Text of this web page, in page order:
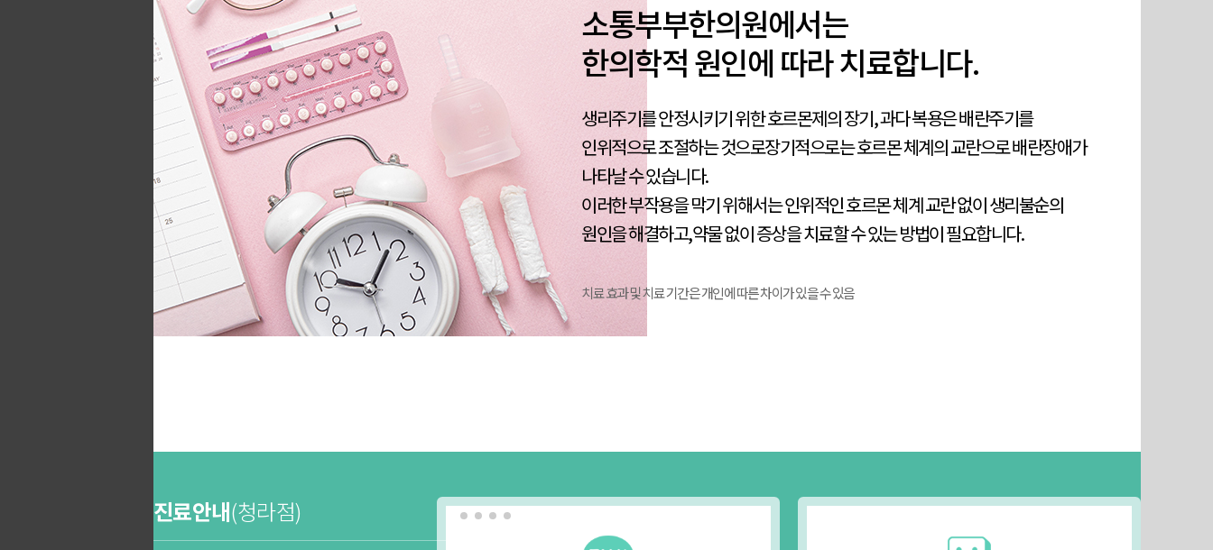
소통부부한의원에서는
한의학적 원인에 따라 치료합니다.
생리주기를 안정시키기 위한 호르몬제의 장기, 과다 복용은 배란주기를
인위적으로 조절하는 것으로장기적으로는 호르몬 체계의 교란으로 배란장애가
나타날 수 있습니다.
이러한 부작용을 막기 위해서는 인위적인 호르몬 체계 교란 없이 생리불순의
원인을 해결하고,약물 없이 증상을 치료할 수 있는 방법이 필요합니다.
치료 효과 및 치료 기간은 개인에 따른 차이가 있을 수 있음
진료안내(청라점) 진료안내(경기광주점) 진료안내(송도점)